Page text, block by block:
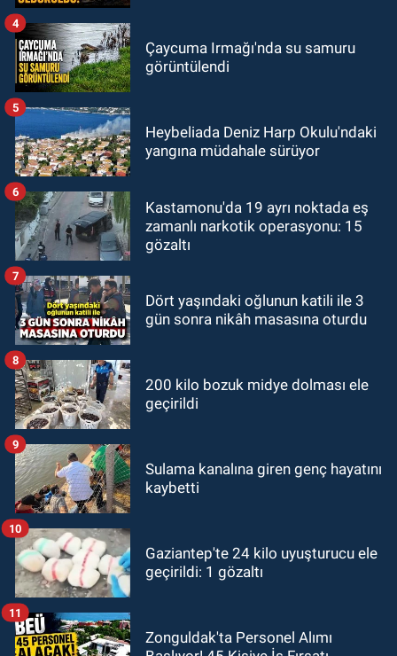
Çaycuma Irmağı'nda su samuru
görüntülendi
4
Heybeliada Deniz Harp Okulu'ndaki
yangına müdahale sürüyor
5
Kastamonu'da 19 ayrı noktada eş
zamanlı narkotik operasyonu: 15
gözaltı
6
Dört yaşındaki oğlunun katili ile 3
gün sonra nikâh masasına oturdu
7
200 kilo bozuk midye dolması ele
geçirildi
8
Sulama kanalına giren genç hayatını
kaybetti
9
Gaziantep'te 24 kilo uyuşturucu ele
geçirildi: 1 gözaltı
10
Zonguldak'ta Personel Alımı
11